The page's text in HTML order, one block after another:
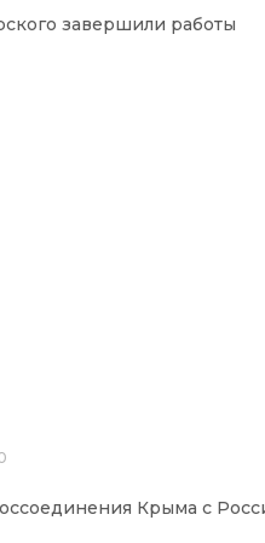
завершили работы
Крыма с